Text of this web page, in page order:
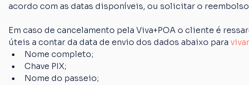
acordo com as datas disponíveis, ou solicitar o
Em caso de cancelamento pela Viva+POA o cliente é
úteis a contar da data de envio dos dados abaixo para
Nome completo;
Chave PIX;
Nome do passeio;